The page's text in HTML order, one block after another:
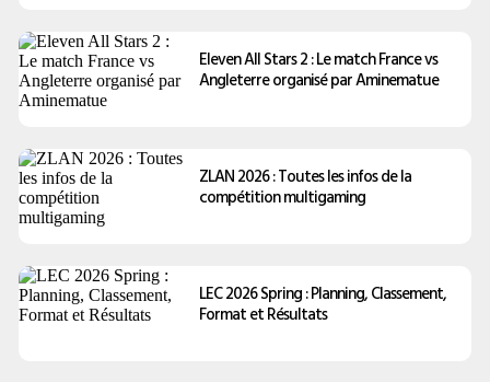
Eleven All Stars 2 : Le match France vs
Angleterre organisé par Aminematue
ZLAN 2026 : Toutes les infos de la
compétition multigaming
LEC 2026 Spring : Planning, Classement,
Format et Résultats